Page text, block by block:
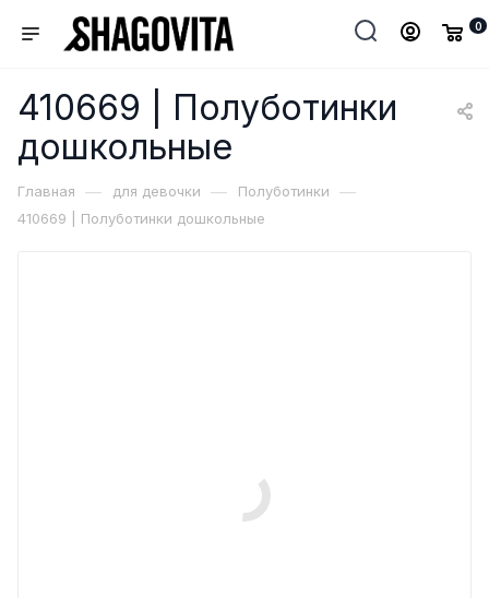
0
410669 | Полуботинки
дошкольные
Главная — для девочки — Полуботинки —
410669 | Полуботинки дошкольные